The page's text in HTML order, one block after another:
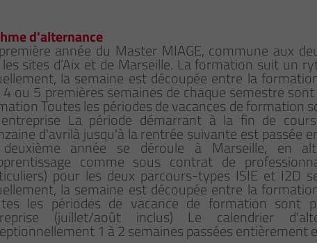
d'alternance
année du Master MIAGE, commune aux
sites d’Aix et de Marseille. La formation suit un
la semaine est découpée entre la
4 ou 5 premières semaines de chaque semestre
Toutes les périodes de vacances de formation
La période démarrant à la fin de
d'avrilà jusqu'à la rentrée suivante est passée
année se déroule à Marseille, en
comme sous contrat de
pour les deux parcours-types ISIE et I2D
la semaine est découpée entre la
les périodes de vacance de formation sont
(juillet/août inclus) Le calendrier
1 à 2 semaines passées entièrement